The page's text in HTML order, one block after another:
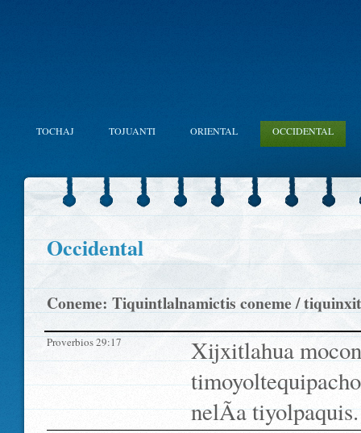
TOCHAJ TOJUANTI ORIENTAL OCCIDENTAL
Occidental
Coneme: Tiquintlalnamictis coneme /
Proverbios 29:17
Xijxitlahua
nelÃ­a tiyolpaquis.